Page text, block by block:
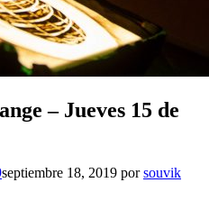
– Jueves 15 de
septiembre 18, 2019 porsouvik